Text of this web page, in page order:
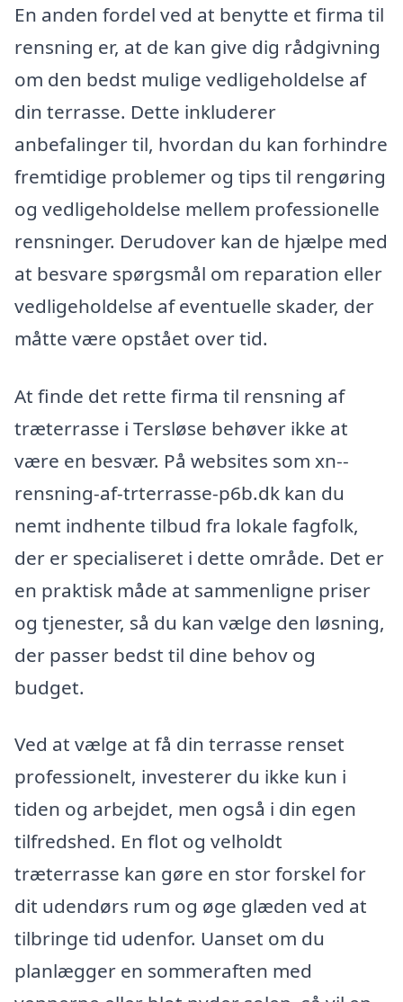
En anden fordel ved at benytte et firma til
rensning er, at de kan give dig rådgivning
om den bedst mulige vedligeholdelse af
din terrasse. Dette inkluderer
anbefalinger til, hvordan du kan forhindre
fremtidige problemer og tips til rengøring
og vedligeholdelse mellem professionelle
rensninger. Derudover kan de hjælpe med
at besvare spørgsmål om reparation eller
vedligeholdelse af eventuelle skader, der
måtte være opstået over tid.
At finde det rette firma til rensning af
træterrasse i Tersløse behøver ikke at
være en besvær. På websites som xn--
rensning-af-trterrasse-p6b.dk kan du
nemt indhente tilbud fra lokale fagfolk,
der er specialiseret i dette område. Det er
en praktisk måde at sammenligne priser
og tjenester, så du kan vælge den løsning,
der passer bedst til dine behov og
budget.
Ved at vælge at få din terrasse renset
professionelt, investerer du ikke kun i
tiden og arbejdet, men også i din egen
tilfredshed. En flot og velholdt
træterrasse kan gøre en stor forskel for
dit udendørs rum og øge glæden ved at
tilbringe tid udenfor. Uanset om du
planlægger en sommeraften med